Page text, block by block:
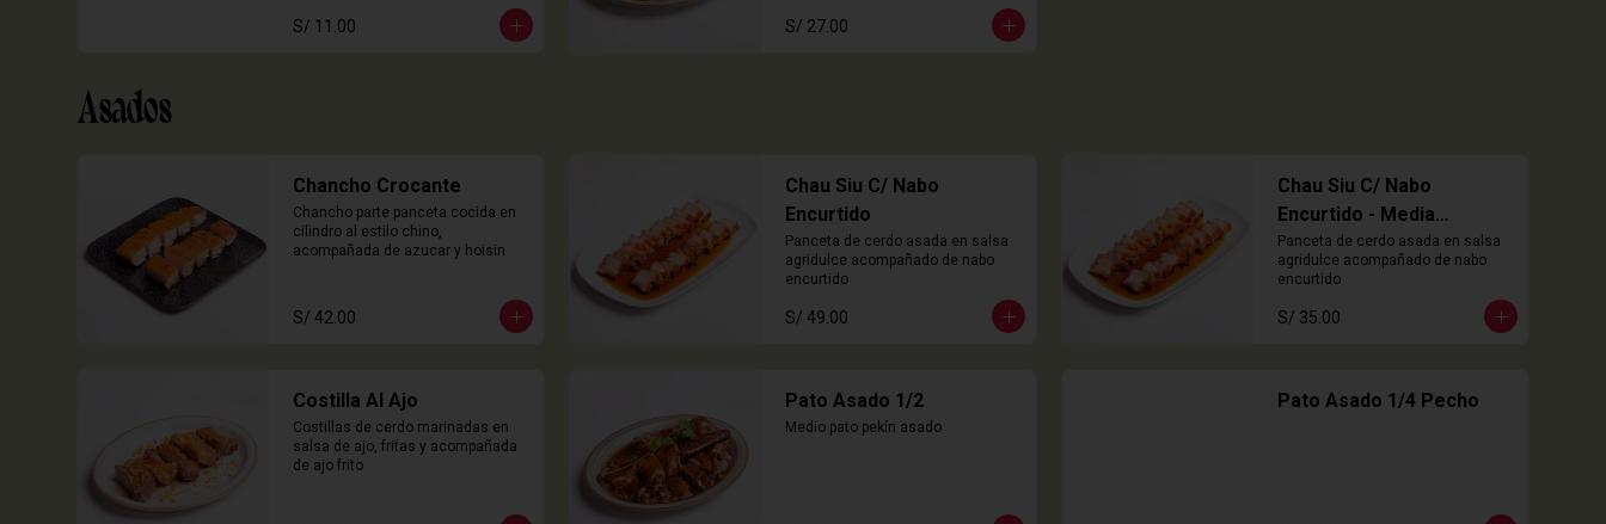
S/ 11.00 S/ 27.00
Asados
Chancho Crocante
Chancho parte panceta cocida en
cilindro al estilo chino,
acompañada de azucar y hoisin
S/ 42.00
Chau Siu C/ Nabo
Encurtido
Panceta de cerdo asada en salsa
agridulce acompañado de nabo
encurtido
S/ 49.00
Chau Siu C/ Nabo
Encurtido - Media
Porción
Panceta de cerdo asada en salsa
agridulce acompañado de nabo
encurtido
S/ 35.00
Costilla Al Ajo
Costillas de cerdo marinadas en
salsa de ajo, fritas y acompañada
de ajo frito
Pato Asado 1/2
Medio pato pekín asado
Pato Asado 1/4 Pecho